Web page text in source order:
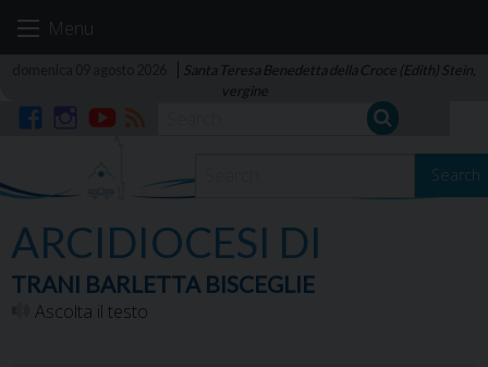
Menu
Santa Teresa Benedetta della Croce (Edith) Stein,
vergine
Search
ARCIDIOCESI DI
TRANI BARLETTA BISCEGLIE
Ascolta il testo